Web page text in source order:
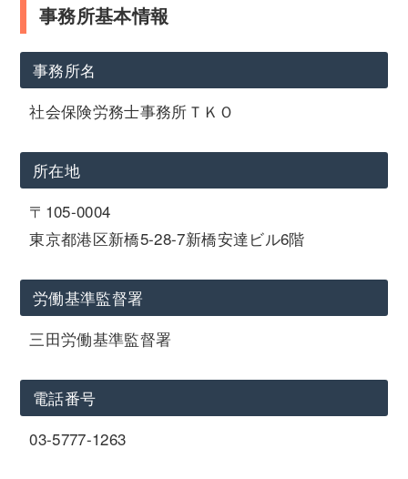
事務所基本情報
事務所名
社会保険労務士事務所ＴＫＯ
所在地
〒105-0004
東京都港区新橋5-28-7新橋安達ビル6階
労働基準監督署
三田労働基準監督署
電話番号
03-5777-1263